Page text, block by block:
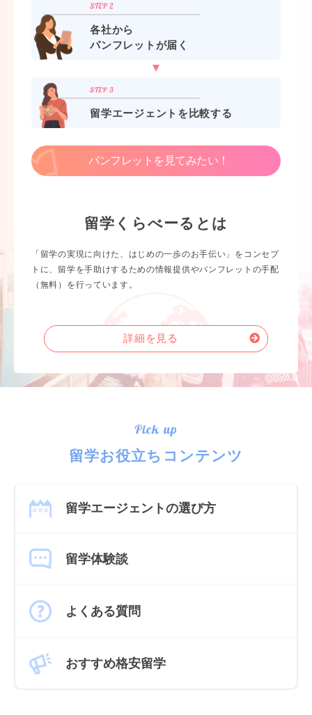
各社から
パンフレットが届く
留学エージェントを比較する
パンフレットを見てみたい！
留学くらべーるとは
「留学の実現に向けた、はじめの一歩のお手伝い」をコンセプ
トに、留学を手助けするための情報提供やパンフレットの手配
（無料）を行っています。
詳細を見る
Pick up
留学お役立ちコンテンツ
留学エージェントの選び方
留学体験談
よくある質問
おすすめ格安留学